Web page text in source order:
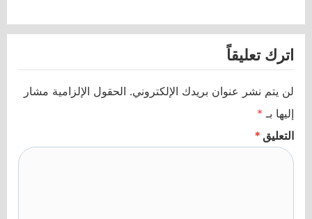
اترك تعليقاً
لن يتم نشر عنوان بريدك الإلكتروني. الحقول الإلزامية مشار
إليها بـ *
التعليق *